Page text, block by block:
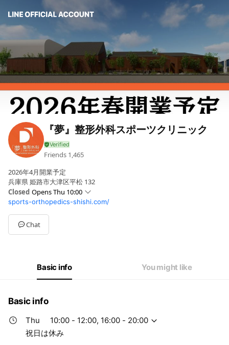
『夢』整形外科スポーツクリニック
Friends 1,465
2026年4月開業予定
兵庫県 姫路市大津区平松 132
Closed Opens Thu 10:00
SunClosed
Mon10:00 - 12:00,16:00 - 20:00
Tue10:00 - 12:00,16:00 - 20:00
Wed10:00 - 12:00
10:00 - 12:00,14:00 - 17:00
祝日は休み
sports-orthopedics-shishi.com/
Chat
Basic info You might like
Basic info
Thu
10:00 - 12:00, 16:00 - 20:00
祝日は休み